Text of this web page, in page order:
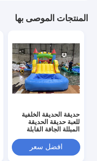
المنتجات الموصى بها
حديقة الحديقة الخلفية
للعبة حديقة الحديقة
المبللة الجافة القابلة
المشترك مع حفرة كرة
البلياردو
افضل سعر